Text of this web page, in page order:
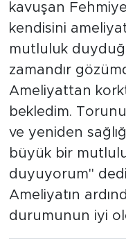
kavuşan
kendisini
mutluluk
zamandır
Ameliyattan
bekledim.
ve yeniden
büyük bir
duyuyorum"
Ameliyatın
durumunun iyi